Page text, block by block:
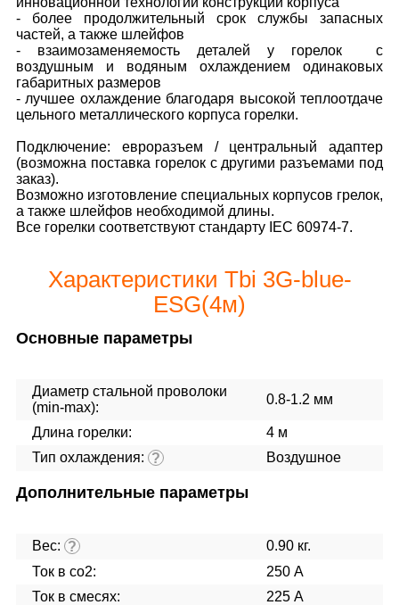
- более продолжительный срок службы запасных
частей, а также шлейфов
- взаимозаменяемость деталей у горелок с
воздушным и водяным охлаждением одинаковых
габаритных размеров
- лучшее охлаждение благодаря высокой теплоотдаче
цельного металлического корпуса горелки.
Подключение: евроразъем / центральный адаптер
(возможна поставка горелок с другими разъемами под
заказ).
Возможно изготовление специальных корпусов грелок,
а также шлейфов необходимой длины.
Все горелки соответствуют стандарту IEC 60974-7.
Характеристики Tbi 3G-blue-
ESG(4м)
Основные параметры
Диаметр стальной проволоки
(min-max):
0.8-1.2 мм
Длина горелки:
4 м
Тип охлаждения: ? Воздушное
Дополнительные параметры
Вес: ?
0.90 кг.
Ток в co2:
250 А
Ток в смесях:
225 А